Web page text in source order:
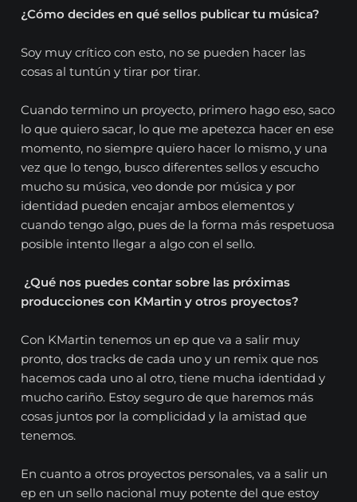
¿Cómo decides en qué sellos publicar tu música?
Soy muy crítico con esto, no se pueden hacer las
cosas al tuntún y tirar por tirar.
Cuando termino un proyecto, primero hago eso, saco
lo que quiero sacar, lo que me apetezca hacer en ese
momento, no siempre quiero hacer lo mismo, y una
vez que lo tengo, busco diferentes sellos y escucho
mucho su música, veo donde por música y por
identidad pueden encajar ambos elementos y
cuando tengo algo, pues de la forma más respetuosa
posible intento llegar a algo con el sello.
¿Qué nos puedes contar sobre las próximas
producciones con KMartin y otros proyectos?
Con KMartin tenemos un ep que va a salir muy
pronto, dos tracks de cada uno y un remix que nos
hacemos cada uno al otro, tiene mucha identidad y
mucho cariño. Estoy seguro de que haremos más
cosas juntos por la complicidad y la amistad que
tenemos.
En cuanto a otros proyectos personales, va a salir un
ep en un sello nacional muy potente del que estoy